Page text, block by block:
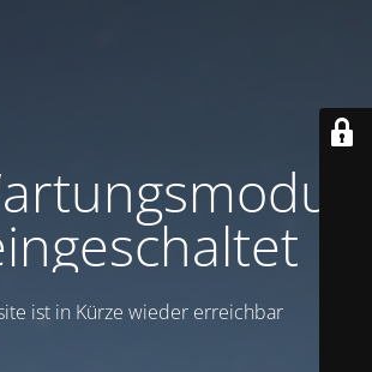
ist in Kürze wieder erreichbar